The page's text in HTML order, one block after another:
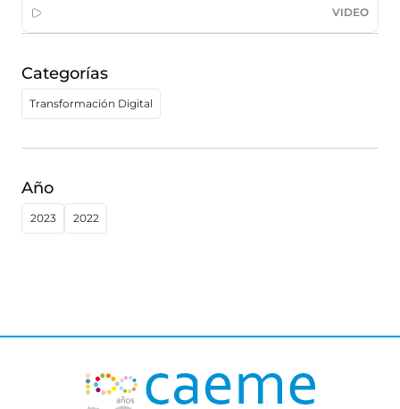
VIDEO
Categorías
Transformación Digital
Año
2023 2022